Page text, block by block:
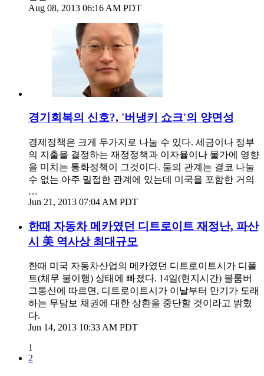
Aug 08, 2013 06:16 AM PDT
경기회복의 신호?, '버냉키 쇼크'의 양면성
경제정책은 크게 두가지로 나눌 수 있다. 세금이나 정부
의 지출을 결정하는 재정정책과 이자율이나 물가에 영향
을 미치는 통화정책이 그것이다. 둘의 관계는 결코 나눌
수 없는 아주 밀접한 관계에 있는데 미국을 포함한 거의
…
Jun 21, 2013 07:04 AM PDT
한때 자동차 메카였던 디트로이트 재정난, 파산
시 美 역사상 최대규모
한때 미국 자동차산업의 메카였던 디트로이트시가 디폴
트(채무 불이행) 상태에 빠졌다. 14일(현지시간) 블룸버
그통신에 따르면, 디트로이트시가 이날부터 만기가 도래
하는 무담보 채권에 대한 상환을 중단할 것이라고 밝혔
다.
Jun 14, 2013 10:33 AM PDT
1
2